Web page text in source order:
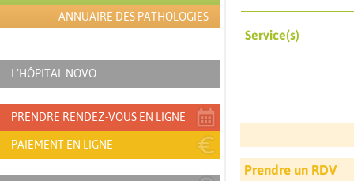
ANNUAIRE DES PATHOLOGIES
L’HÔPITAL NOVO
PRENDRE RENDEZ-VOUS EN LIGNE
PAIEMENT EN LIGNE
Service(s)
Prendre un RDV